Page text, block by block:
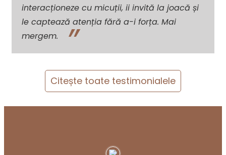
interacționeze cu micuții, ii invită la joacă și
le captează atenția fără a-i forța. Mai
mergem.
Citește toate testimonialele